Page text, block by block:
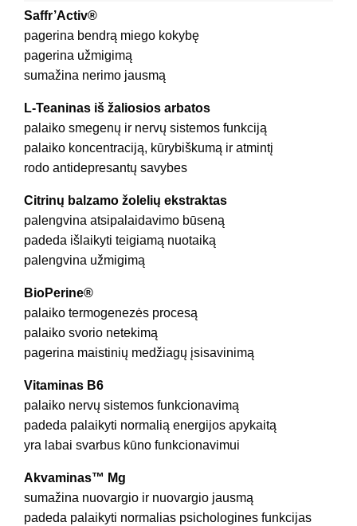
Saffr’Activ®
pagerina bendrą miego kokybę
pagerina užmigimą
sumažina nerimo jausmą
L-Teaninas iš žaliosios arbatos
palaiko smegenų ir nervų sistemos funkciją
palaiko koncentraciją, kūrybiškumą ir atmintį
rodo antidepresantų savybes
Citrinų balzamo žolelių ekstraktas
palengvina atsipalaidavimo būseną
padeda išlaikyti teigiamą nuotaiką
palengvina užmigimą
BioPerine®
palaiko termogenezės procesą
palaiko svorio netekimą
pagerina maistinių medžiagų įsisavinimą
Vitaminas B6
palaiko nervų sistemos funkcionavimą
padeda palaikyti normalią energijos apykaitą
yra labai svarbus kūno funkcionavimui
Akvaminas™ Mg
sumažina nuovargio ir nuovargio jausmą
padeda palaikyti normalias psichologines funkcijas